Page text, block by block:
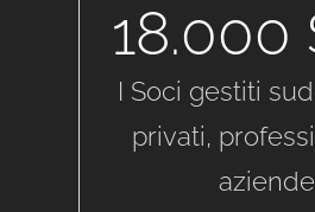
18.000
I Soci gestiti
privati,
aziende